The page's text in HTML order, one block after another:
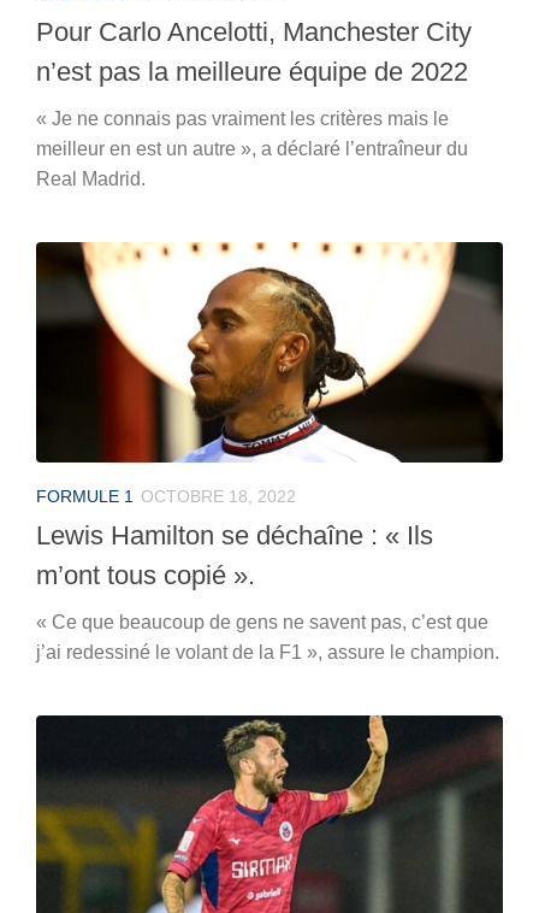
Pour Carlo Ancelotti, Manchester City
n’est pas la meilleure équipe de 2022
« Je ne connais pas vraiment les critères mais le
meilleur en est un autre », a déclaré l’entraîneur du
Real Madrid.
FORMULE 1 OCTOBRE 18, 2022
Lewis Hamilton se déchaîne : « Ils
m’ont tous copié ».
« Ce que beaucoup de gens ne savent pas, c’est que
j’ai redessiné le volant de la F1 », assure le champion.